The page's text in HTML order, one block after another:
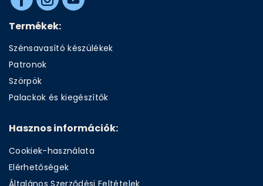
Termékek:
Szénsavasító készülékek
Patronok
Szörpök
Palackok és kiegészítők
Hasznos információk:
Cookiek-használata
Elérhetőségek
Általános Szerződési Feltételek